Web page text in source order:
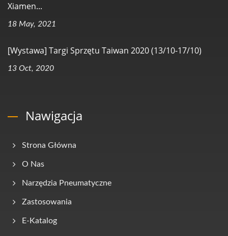
Xiamen...
18 May, 2021
[Wystawa] Targi Sprzętu Taiwan 2020 (13/10-17/10)
13 Oct, 2020
Nawigacja
Strona Główna
O Nas
Narzędzia Pneumatyczne
Zastosowania
E-Katalog